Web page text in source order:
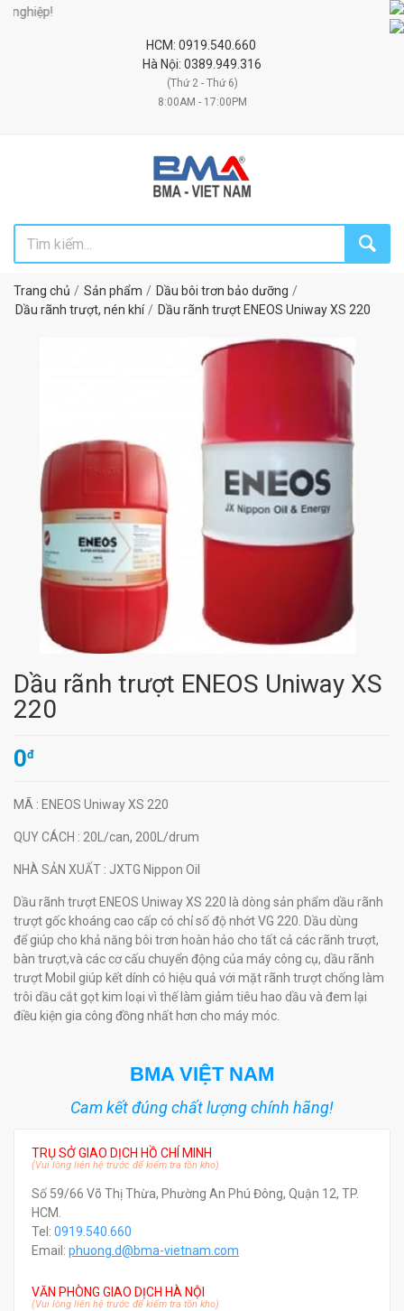
HCM: 0919.540.660
Hà Nội: 0389.949.316
(Thứ 2 - Thứ 6)
8:00AM - 17:00PM
Trang chủ Sản phẩm
Dầu bôi trơn bảo dưỡng
Dầu rãnh trượt, nén khí
Dầu rãnh trượt ENEOS Uniway XS 220
Dầu rãnh trượt ENEOS Uniway XS
220
0đ
MÃ : ENEOS Uniway XS 220
QUY CÁCH : 20L/can, 200L/drum
NHÀ SẢN XUẤT : JXTG Nippon Oil
Dầu rãnh trượt ENEOS Uniway XS 220 là dòng sản phẩm dầu rãnh
trượt gốc khoáng cao cấp có chỉ số độ nhớt VG 220. Dầu dùng
để giúp cho khả năng bôi trơn hoàn hảo cho tất cả các rãnh trượt,
bàn trượt,và các cơ cấu chuyển động của máy công cụ, dầu rãnh
trượt Mobil giúp kết dính có hiệu quả với mặt rãnh trượt chống làm
trôi dầu cắt gọt kim loại vì thế làm giảm tiêu hao dầu và đem lại
điều kiện gia công đồng nhất hơn cho máy móc.
BMA VIỆT NAM
Cam kết đúng chất lượng chính hãng!
TRỤ SỞ GIAO DỊCH HỒ CHÍ MINH
(Vui lòng liên hệ trước để kiểm tra tồn kho)
Số 59/66 Võ Thị Thừa, Phường An Phú Đông, Quận 12, TP.
HCM.
Tel: 0919.540.660
Email: phuong.d@bma-vietnam.com
VĂN PHÒNG GIAO DỊCH HÀ NỘI
(Vui lòng liên hệ trước để kiểm tra tồn kho)